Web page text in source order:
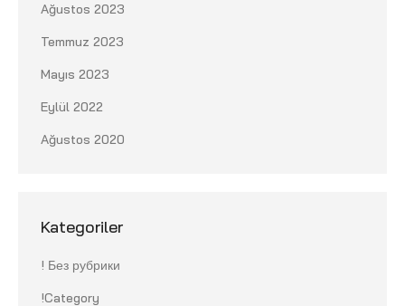
Ağustos 2023
Temmuz 2023
Mayıs 2023
Eylül 2022
Ağustos 2020
Kategoriler
! Без рубрики
!Category